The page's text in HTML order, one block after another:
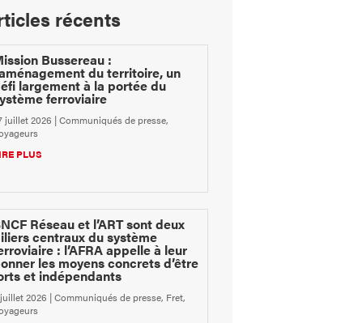
récents
Bussereau :
du territoire, un
largement à la portée du
ferroviaire
juillet 2026 |Communiqués de presse,
PLUS
Réseau et l’ART sont deux
centraux du système
: l’AFRA appelle à leur
les moyens concrets d’être
et indépendants
2026 |Communiqués de presse, Fret,